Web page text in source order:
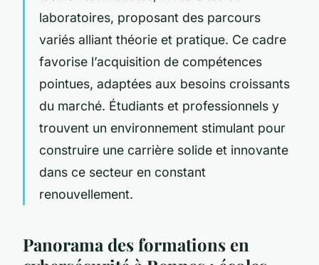
laboratoires, proposant des parcours
variés alliant théorie et pratique. Ce cadre
favorise l’acquisition de compétences
pointues, adaptées aux besoins croissants
du marché. Étudiants et professionnels y
trouvent un environnement stimulant pour
construire une carrière solide et innovante
dans ce secteur en constant
renouvellement.
Panorama des formations en